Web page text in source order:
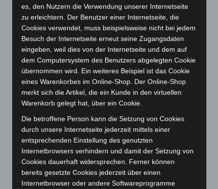
November 2024(94)
Oktober 2024(93)
September 2024
(112)
August 2024(107)
Juli 2024(89)
Juni 2024(107)
Mai 2024(149)
April 2024(102)
März 2024(103)
Februar 2024(103)
Januar 2024(111)
Dezember 2023(130)
November 2023(130)
es, den Nutzern die Verwendung unserer Internetseite
zu erleichtern. Der Benutzer einer Internetseite, die
Cookies verwendet, muss beispielsweise nicht bei jedem
Besuch der Internetseite erneut seine Zugangsdaten
eingeben, weil dies von der Internetseite und dem auf
dem Computersystem des Benutzers abgelegten Cookie
übernommen wird. Ein weiteres Beispiel ist das Cookie
eines Warenkorbes im Online-Shop. Der Online-Shop
merkt sich die Artikel, die ein Kunde in den virtuellen
Warenkorb gelegt hat, über ein Cookie.
Die betroffene Person kann die Setzung von Cookies
durch unsere Internetseite jederzeit mittels einer
entsprechenden Einstellung des genutzten
Internetbrowsers verhindern und damit der Setzung von
Cookies dauerhaft widersprechen. Ferner können
bereits gesetzte Cookies jederzeit über einen
Internetbrowser oder andere Softwareprogramme